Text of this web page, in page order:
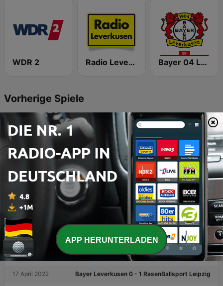
WDR 2 Radio Leverkusen Bayer 04 Leverkusen Radio
Vorherige Spiele
Sportfreunde Baumberg 0 - 7 Bayer Leverkusen
2 Mai 2026 Bayer Leverkusen 4 - 1 RasenBallsport Leipzig
20 Dezember 2025 RasenBallsport Leipzig 1 - 3 Bayer Leverkusen
25 Januar 2025 RasenBallsport Leipzig 2 - 2 Bayer Leverkusen
31 August 2024 Bayer Leverkusen 2 - 3 RasenBallsport Leipzig
20 Januar 2024 RasenBallsport Leipzig 2 - 3 Bayer Leverkusen
19 August 2023 Bayer Leverkusen 3 - 2 RasenBallsport Leipzig
23 April 2023 Bayer Leverkusen 2 - 0 RasenBallsport Leipzig
29 Oktober 2022 RasenBallsport Leipzig 2 - 0 Bayer Leverkusen
17 April 2022 Bayer Leverkusen 0 - 1 RasenBallsport Leipzig
APP HERUNTERLADEN